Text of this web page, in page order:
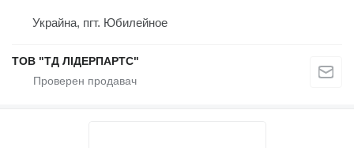
Украйна, пгт. Юбилейное
ТОВ "ТД ЛІДЕРПАРТС"